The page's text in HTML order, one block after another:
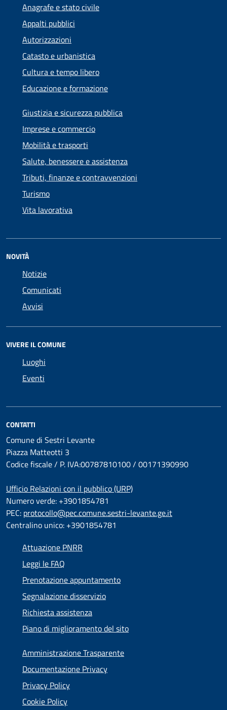
Anagrafe e stato civile
Appalti pubblici
Autorizzazioni
Catasto e urbanistica
Cultura e tempo libero
Educazione e formazione
Giustizia e sicurezza pubblica
Imprese e commercio
Mobilità e trasporti
Salute, benessere e assistenza
Tributi, finanze e contravvenzioni
Turismo
Vita lavorativa
NOVITÀ
Notizie
Comunicati
Avvisi
VIVERE IL COMUNE
Luoghi
Eventi
CONTATTI
Comune di Sestri Levante
Piazza Matteotti 3
Codice fiscale / P. IVA:00787810100 / 00171390990
Ufficio Relazioni con il pubblico (URP)
Numero verde: +3901854781
PEC: protocollo@pec.comune.sestri-levante.ge.it
Centralino unico: +3901854781
Attuazione PNRR
Leggi le FAQ
Prenotazione appuntamento
Segnalazione disservizio
Richiesta assistenza
Piano di miglioramento del sito
Amministrazione Trasparente
Documentazione Privacy
Privacy Policy
Cookie Policy